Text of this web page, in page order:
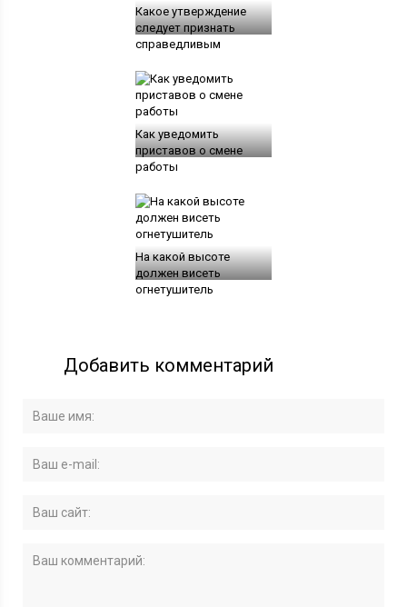
Какое утверждение
следует признать
справедливым
Как уведомить
приставов о смене
работы
На какой высоте
должен висеть
огнетушитель
Добавить комментарий